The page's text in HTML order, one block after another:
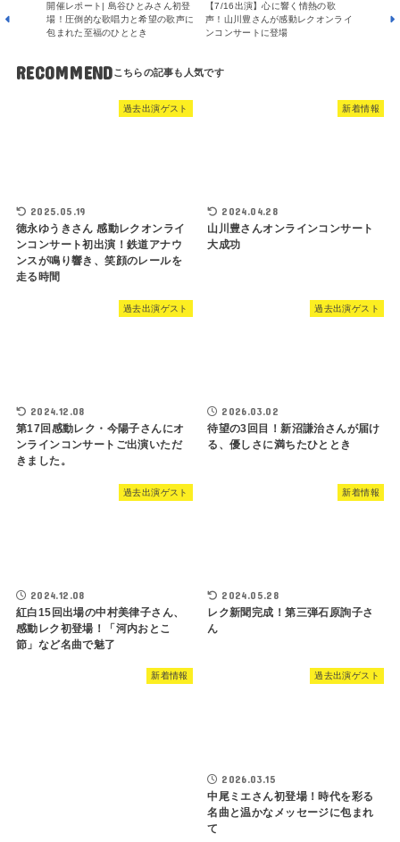
開催レポート| 島谷ひとみさん初登
場！圧倒的な歌唱力と希望の歌声に
包まれた至福のひととき
【7/16出演】心に響く情熱の歌
声！山川豊さんが感動レクオンライ
ンコンサートに登場
RECOMMEND
過去出演ゲスト
2025.05.19
徳永ゆうきさん 感動レクオンライ
ンコンサート初出演！鉄道アナウ
ンスが鳴り響き、笑顔のレールを
走る時間
新着情報
2024.04.28
山川豊さんオンラインコンサート
大成功
過去出演ゲスト
2024.12.08
第17回感動レク・今陽子さんにオ
ンラインコンサートご出演いただ
きました。
過去出演ゲスト
2026.03.02
待望の3回目！新沼謙治さんが届け
る、優しさに満ちたひととき
過去出演ゲスト
2024.12.08
紅白15回出場の中村美律子さん、
感動レク初登場！「河内おとこ
節」など名曲で魅了
新着情報
2024.05.28
レク新聞完成！第三弾石原詢子さ
ん
新着情報 過去出演ゲスト
2026.03.15
中尾ミエさん初登場！時代を彩る
名曲と温かなメッセージに包まれ
て